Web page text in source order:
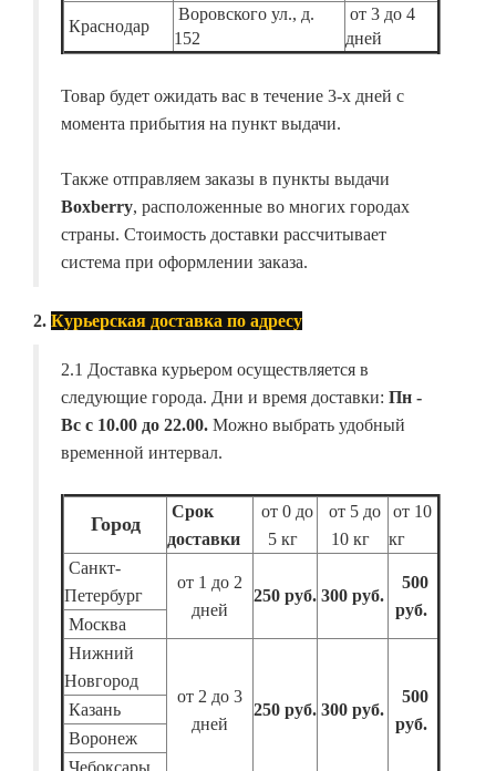
Краснодар
Воровского ул., д.
152
от 3 до 4
дней
Товар будет ожидать вас в течение 3-х дней с
момента прибытия на пункт выдачи.
Также отправляем заказы в пункты выдачи
Boxberry, расположенные во многих городах
страны. Стоимость доставки рассчитывает
система при оформлении заказа.
2. Курьерская доставка по адресу
2.1 Доставка курьером осуществляется в
следующие города. Дни и время доставки: Пн -
Вс с 10.00 до 22.00. Можно выбрать удобный
временной интервал.
Город
Срок
доставки
от 0 до
5 кг
от 5 до
10 кг
от 10
кг
Санкт-
Петербург
от 1 до 2
дней
250 руб. 300 руб.
500
руб.
Москва
Нижний
Новгород
от 2 до 3
дней
250 руб. 300 руб.
500
руб.
Казань
Воронеж